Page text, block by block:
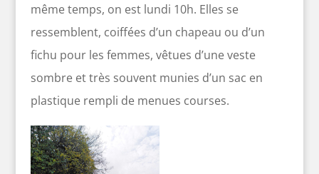
même temps, on est lundi 10h. Elles se
ressemblent, coiffées d’un chapeau ou d’un
fichu pour les femmes, vêtues d’une veste
sombre et très souvent munies d’un sac en
plastique rempli de menues courses.